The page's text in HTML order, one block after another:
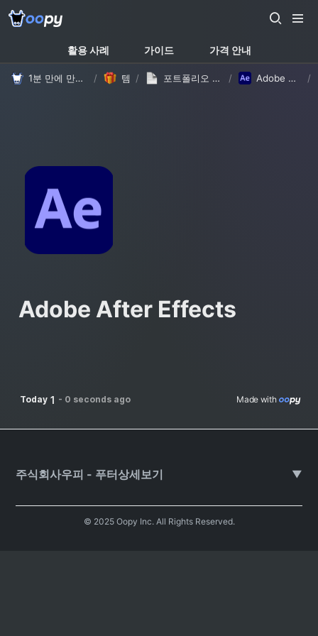
활용 사례 가이드 가격 안내
1분 만에 만드는 노션 웹사이트, 우피! / 템플릿/ 포트폴리오 템플릿 - 자체 제작 #1 (with Oopy) / Adobe After Effects /
Adobe After Effects
Today 1 - 0 seconds ago Made with
주식회사우피 - 푸터상세보기 ▼
© 2025 Oopy Inc. All Rights Reserved.